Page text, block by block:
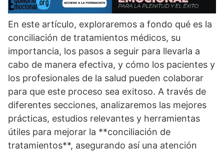
En este artí­culo, exploraremos a fondo qué es la
conciliación de tratamientos médicos, su
importancia, los pasos a seguir para llevarla a
cabo de manera efectiva, y cómo los pacientes y
los profesionales de la salud pueden colaborar
para que este proceso sea exitoso. A través de
diferentes secciones, analizaremos las mejores
prácticas, estudios relevantes y herramientas
útiles para mejorar la **conciliación de
tratamientos**, asegurando así­ una atención